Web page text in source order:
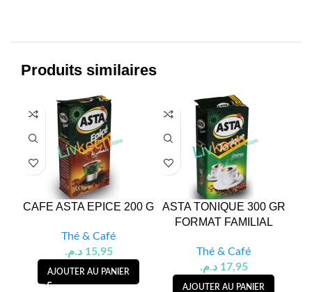
Produits similaires
CAFE ASTA EPICE 200 G
Thé & Café
15,95 د.م.
AJOUTER AU PANIER
ASTA TONIQUE 300 GR
FORMAT FAMILIAL
Thé & Café
17,95 د.م.
AJOUTER AU PANIER